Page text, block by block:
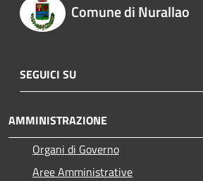
Comune di Nurallao
SEGUICI SU
AMMINISTRAZIONE
Organi di Governo
Aree Amministrative